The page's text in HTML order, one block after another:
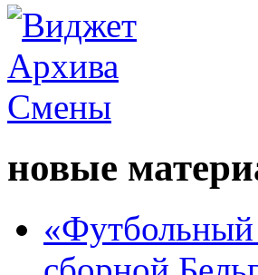
новые
«Футбольный